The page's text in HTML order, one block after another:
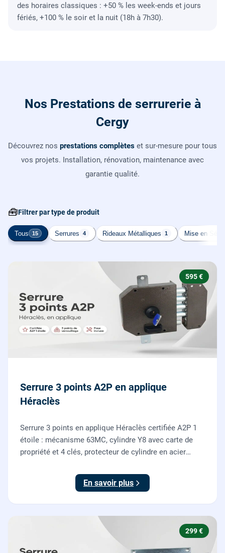
des horaires classiques : +50 % les week-ends et jours
fériés, +100 % le soir et la nuit (18h à 7h30).
Nos Prestations de serrurerie à
Cergy
Découvrez nos prestations complètes et sur-mesure pour tous
vos projets. Installation, rénovation, maintenance avec
garantie qualité.
🧰Filtrer par type de produit
Tous 15 Serrures 4 Rideaux Métalliques 1 Mise en
595 €
Serrure 3 points A2P en applique
Héraclès
Serrure 3 points en applique Héraclès certifiée A2P 1
étoile : mécanisme 63MC, cylindre Y8 avec carte de
propriété et 4 clés, protecteur de cylindre en acier
renforcer une porte d'entrée existante.
En savoir plus
299 €